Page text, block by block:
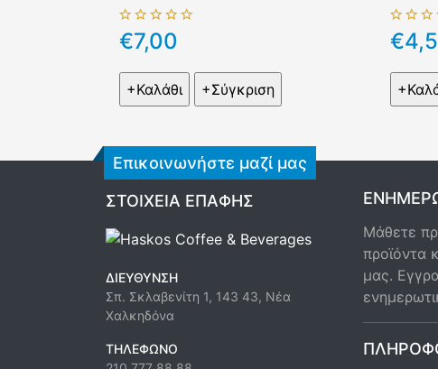
€7,00
Επικοινωνήστε μαζί μας
ΣΤΟΙΧΕΊΑ ΕΠΑΦΉΣ
ΔΙΕΎΘΥΝΣΗ
Σπ. Σκλαβενίτη 1, 143 43, Νέα
Χαλκηδόνα
ΤΗΛΈΦΩΝΟ
Μάθετε
προϊόντα
μας.